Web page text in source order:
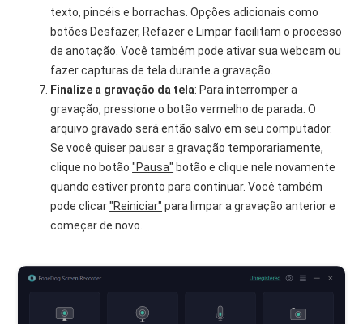
texto, pincéis e borrachas. Opções adicionais como
botões Desfazer, Refazer e Limpar facilitam o processo
de anotação. Você também pode ativar sua webcam ou
fazer capturas de tela durante a gravação.
Finalize a gravação da tela: Para interromper a
gravação, pressione o botão vermelho de parada. O
arquivo gravado será então salvo em seu computador.
Se você quiser pausar a gravação temporariamente,
clique no botão"Pausa" botão e clique nele novamente
quando estiver pronto para continuar. Você também
pode clicar"Reiniciar" para limpar a gravação anterior e
começar de novo.